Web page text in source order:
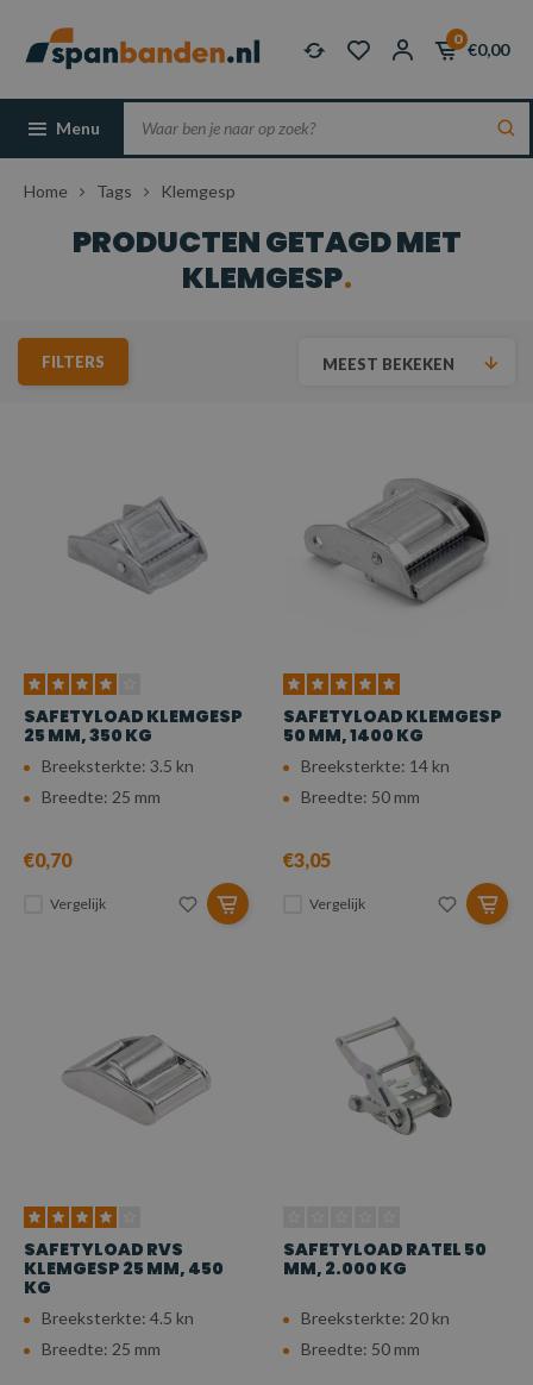
0
€0,00
Menu
Home Tags Klemgesp
PRODUCTEN GETAGD MET
KLEMGESP
FILTERS MEEST BEKEKEN
SAFETYLOAD KLEMGESP
25 MM, 350 KG
Breeksterkte: 3.5 kn
Breedte: 25 mm
€0,70
Vergelijk
SAFETYLOAD KLEMGESP
50 MM, 1400 KG
Breeksterkte: 14 kn
Breedte: 50 mm
€3,05
Vergelijk
SAFETYLOAD RVS
KLEMGESP 25 MM, 450
KG
Breeksterkte: 4.5 kn
Breedte: 25 mm
SAFETYLOAD RATEL 50
MM, 2.000 KG
Breeksterkte: 20 kn
Breedte: 50 mm